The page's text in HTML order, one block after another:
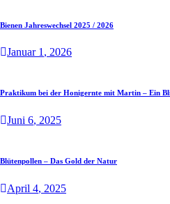
Bienen Jahreswechsel 2025 / 2026
Januar 1, 2026
Praktikum bei der Honigernte mit Martin – Ein
Juni 6, 2025
Blütenpollen – Das Gold der Natur
April 4, 2025